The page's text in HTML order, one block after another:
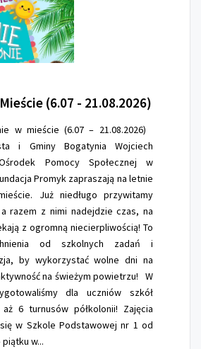
(6.07 - 21.08.2026)
w mieście (6.07 – 21.08.2026)
i Gminy Bogatynia Wojciech
Pomocy Społecznej w
Promyk zapraszają na letnie
Już niedługo przywitamy
razem z nimi nadejdzie czas, na
z ogromną niecierpliwością! To
od szkolnych zadań i
by wykorzystać wolne dni na
na świeżym powietrzu! W
dla uczniów szkół
6 turnusów półkolonii! Zajęcia
w Szkole Podstawowej nr 1 od
w...